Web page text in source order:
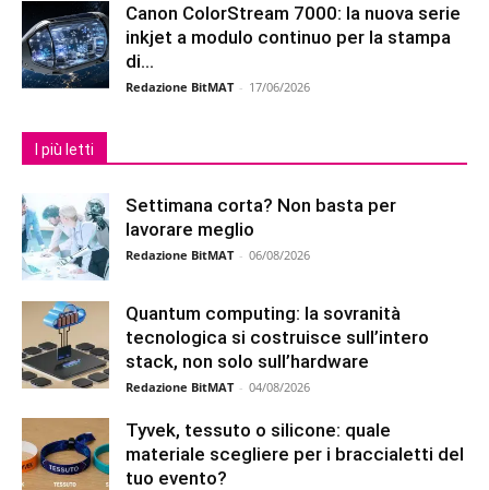
Canon ColorStream 7000: la nuova serie
inkjet a modulo continuo per la stampa
di...
Redazione BitMAT - 17/06/2026
I più letti
Settimana corta? Non basta per
lavorare meglio
Redazione BitMAT - 06/08/2026
Quantum computing: la sovranità
tecnologica si costruisce sull’intero
stack, non solo sull’hardware
Redazione BitMAT - 04/08/2026
Tyvek, tessuto o silicone: quale
materiale scegliere per i braccialetti del
tuo evento?